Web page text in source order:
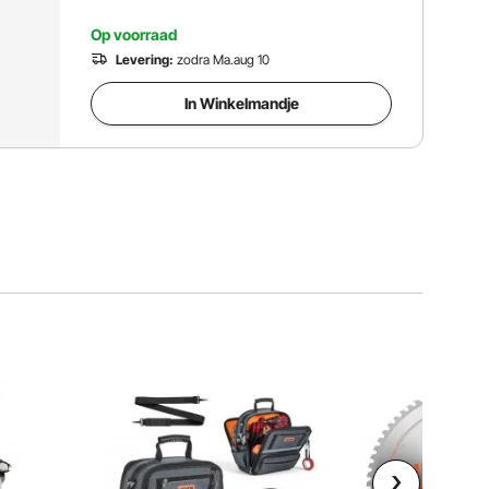
Op voorraad
Levering: zodra Ma.aug 10
In Winkelmandje